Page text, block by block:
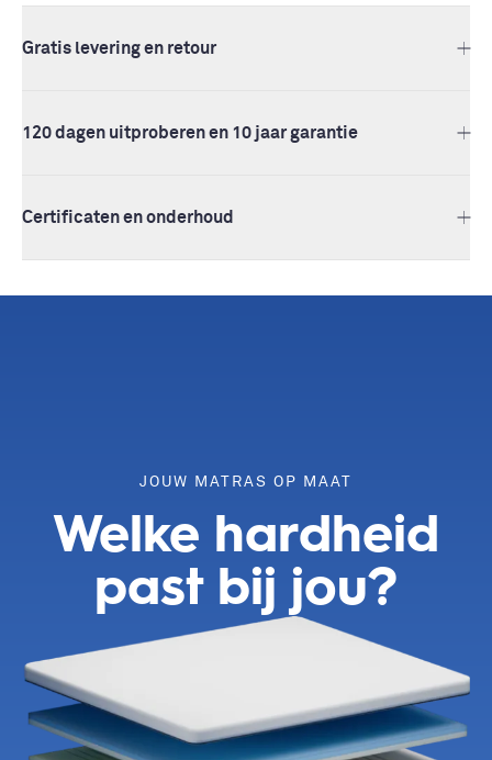
Gratis levering en retour
120 dagen uitproberen en 10 jaar garantie
Certificaten en onderhoud
JOUW MATRAS OP MAAT
Welke hardheid
past bij jou?